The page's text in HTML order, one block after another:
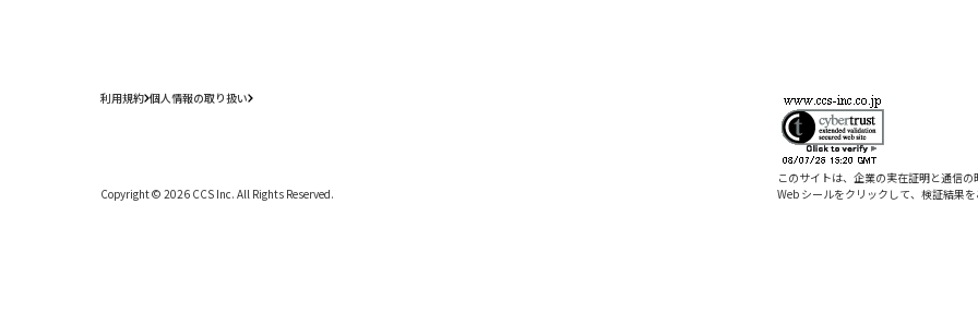
利用規約 個人情報の取り扱い
Copyright © 2026 CCS Inc. All Rights Reserved.
このサイトは、企業の実在証明と通信
Web シールをクリックして、検証結果を